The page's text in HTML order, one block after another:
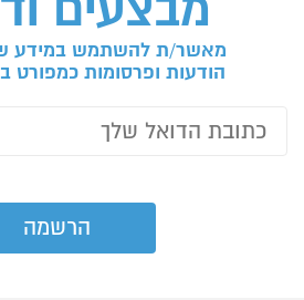
מאשר/ת להשתמש במידע
הודעות ופרסומות כמפורט